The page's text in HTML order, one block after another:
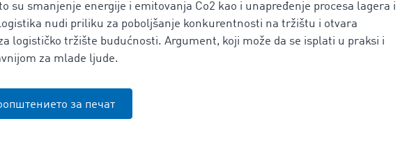
su smanjenje energije i emitovanja Co2 kao i unapređenje procesa lagera i
nudi priliku za poboljšanje konkurentnosti na tržištu i otvara
logističko tržište budućnosti. Argument, koji može da se isplati u praksi i
za mlade ljude.
за печат